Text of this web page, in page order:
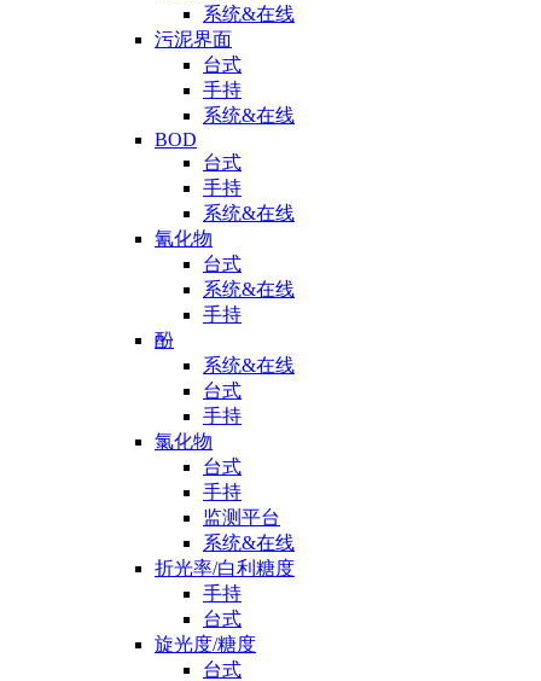
系统&在线
污泥界面
台式
手持
系统&在线
BOD
台式
手持
系统&在线
氰化物
台式
系统&在线
手持
酚
系统&在线
台式
手持
氯化物
台式
手持
监测平台
系统&在线
折光率/白利糖度
手持
台式
旋光度/糖度
台式